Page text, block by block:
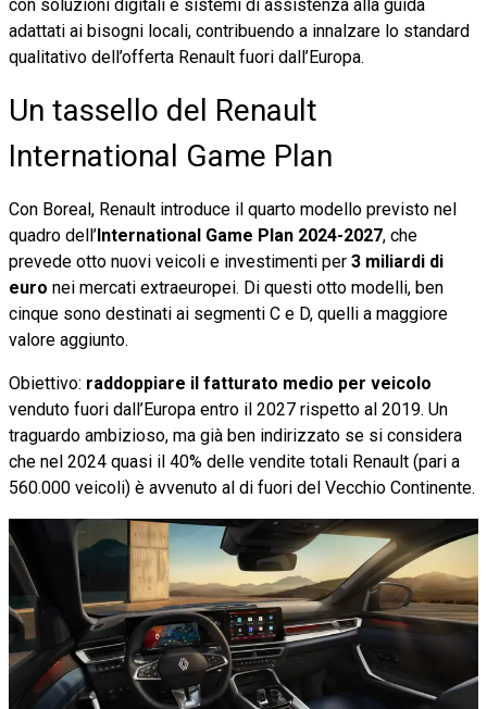
con soluzioni digitali e sistemi di assistenza alla guida
adattati ai bisogni locali, contribuendo a innalzare lo standard
qualitativo dell’offerta Renault fuori dall’Europa.
Un tassello del Renault
International Game Plan
Con Boreal, Renault introduce il quarto modello previsto nel
quadro dell’International Game Plan 2024-2027, che
prevede otto nuovi veicoli e investimenti per 3 miliardi di
euro nei mercati extraeuropei. Di questi otto modelli, ben
cinque sono destinati ai segmenti C e D, quelli a maggiore
valore aggiunto.
Obiettivo: raddoppiare il fatturato medio per veicolo
venduto fuori dall’Europa entro il 2027 rispetto al 2019. Un
traguardo ambizioso, ma già ben indirizzato se si considera
che nel 2024 quasi il 40% delle vendite totali Renault (pari a
560.000 veicoli) è avvenuto al di fuori del Vecchio Continente.